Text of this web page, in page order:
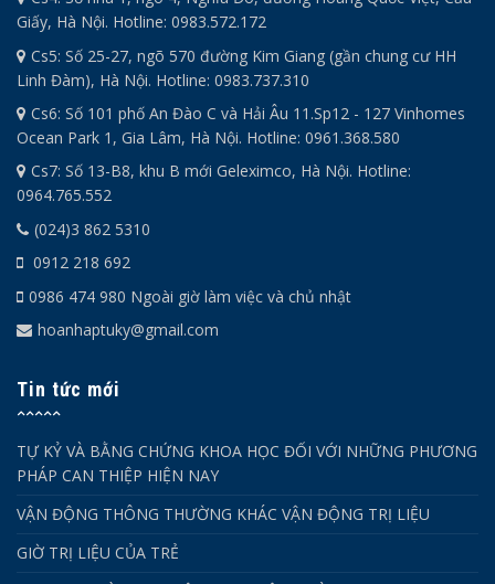
Giấy, Hà Nội. Hotline: 0983.572.172
Cs5: Số 25-27, ngõ 570 đường Kim Giang (gần chung cư HH
Linh Đàm), Hà Nội. Hotline: 0983.737.310
Cs6: Số 101 phố An Đào C và Hải Âu 11.Sp12 - 127 Vinhomes
Ocean Park 1, Gia Lâm, Hà Nội. Hotline: 0961.368.580
Cs7: Số 13-B8, khu B mới Geleximco, Hà Nội. Hotline:
0964.765.552
(024)3 862 5310
0912 218 692
0986 474 980 Ngoài giờ làm việc và chủ nhật
hoanhaptuky@gmail.com
Tin tức mới
TỰ KỶ VÀ BẰNG CHỨNG KHOA HỌC ĐỐI VỚI NHỮNG PHƯƠNG
PHÁP CAN THIỆP HIỆN NAY
VẬN ĐỘNG THÔNG THƯỜNG KHÁC VẬN ĐỘNG TRỊ LIỆU
GIỜ TRỊ LIỆU CỦA TRẺ